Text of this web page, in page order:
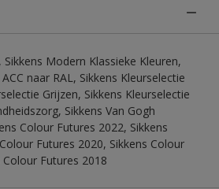
Sikkens Modern Klassieke Kleuren,
naar RAL, Sikkens Kleurselectie
Grijzen, Sikkens Kleurselectie
Sikkens Van Gogh
Colour Futures 2022, Sikkens
Futures 2020, Sikkens Colour
Futures 2018